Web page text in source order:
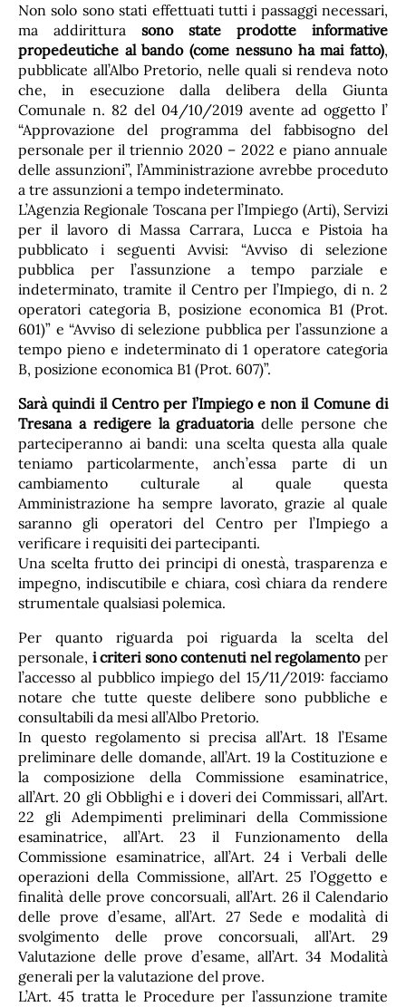
Non solo sono stati effettuati tutti i passaggi necessari,
ma addirittura sono state prodotte informative
propedeutiche al bando (come nessuno ha mai fatto),
pubblicate all’Albo Pretorio, nelle quali si rendeva noto
che, in esecuzione dalla delibera della Giunta
Comunale n. 82 del 04/10/2019 avente ad oggetto l’
“Approvazione del programma del fabbisogno del
personale per il triennio 2020 – 2022 e piano annuale
delle assunzioni”, l’Amministrazione avrebbe proceduto
a tre assunzioni a tempo indeterminato.
L’Agenzia Regionale Toscana per l’Impiego (Arti), Servizi
per il lavoro di Massa Carrara, Lucca e Pistoia ha
pubblicato i seguenti Avvisi: “Avviso di selezione
pubblica per l’assunzione a tempo parziale e
indeterminato, tramite il Centro per l’Impiego, di n. 2
operatori categoria B, posizione economica B1 (Prot.
601)” e “Avviso di selezione pubblica per l’assunzione a
tempo pieno e indeterminato di 1 operatore categoria
B, posizione economica B1 (Prot. 607)”.
Sarà quindi il Centro per l’Impiego e non il Comune di
Tresana a redigere la graduatoriadelle persone che
parteciperanno ai bandi: una scelta questa alla quale
teniamo particolarmente, anch’essa parte di un
cambiamento culturale al quale questa
Amministrazione ha sempre lavorato, grazie al quale
saranno gli operatori del Centro per l’Impiego a
verificare i requisiti dei partecipanti.
Una scelta frutto dei principi di onestà, trasparenza e
impegno, indiscutibile e chiara, così chiara da rendere
strumentale qualsiasi polemica.
Per quanto riguarda poi riguarda la scelta del
personale, i criteri sono contenuti nel regolamentoper
l’accesso al pubblico impiego del 15/11/2019: facciamo
notare che tutte queste delibere sono pubbliche e
consultabili da mesi all’Albo Pretorio.
In questo regolamento si precisa all’Art. 18 l’Esame
preliminare delle domande, all’Art. 19 la Costituzione e
la composizione della Commissione esaminatrice,
all’Art. 20 gli Obblighi e i doveri dei Commissari, all’Art.
22 gli Adempimenti preliminari della Commissione
esaminatrice, all’Art. 23 il Funzionamento della
Commissione esaminatrice, all’Art. 24 i Verbali delle
operazioni della Commissione, all’Art. 25 l’Oggetto e
finalità delle prove concorsuali, all’Art. 26 il Calendario
delle prove d’esame, all’Art. 27 Sede e modalità di
svolgimento delle prove concorsuali, all’Art. 29
Valutazione delle prove d’esame, all’Art. 34 Modalità
generali per la valutazione del prove.
L’Art. 45 tratta le Procedure per l’assunzione tramite